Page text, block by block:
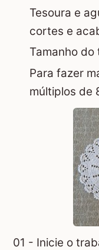
Tesoura e
cortes e
Tamanho
Para fazer
múltiplos de
01 - Inicie o